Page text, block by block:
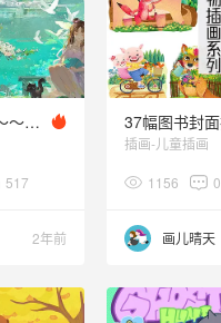
更新一些商业插画～～～～
517
2年前
插画-儿童插画
1156 0
画儿晴天